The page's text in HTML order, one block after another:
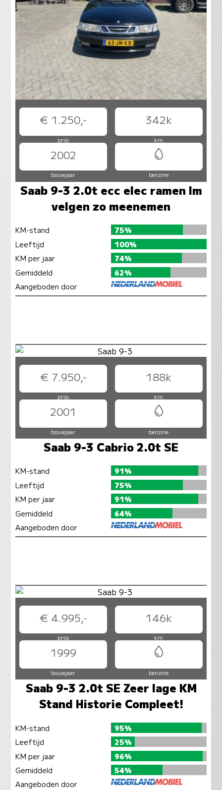
€ 1.250,- 342k
prijs km
2002
bouwjaar benzine
Saab 9-3 2.0t ecc elec ramen lm
velgen zo meenemen
KM-stand
75%
Leeftijd
100%
KM per jaar
74%
Gemiddeld
62%
Aangeboden door
€ 7.950,- 188k
prijs km
2001
bouwjaar benzine
Saab 9-3 Cabrio 2.0t SE
KM-stand
91%
Leeftijd
75%
KM per jaar
91%
Gemiddeld
64%
Aangeboden door
€ 4.995,- 146k
prijs km
1999
bouwjaar benzine
Saab 9-3 2.0t SE Zeer lage KM
Stand Historie Compleet!
KM-stand
95%
Leeftijd
25%
KM per jaar
96%
Gemiddeld
54%
Aangeboden door